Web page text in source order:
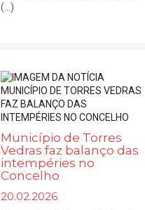
(...)
Município de Torres
Vedras faz balanço das
intempéries no
Concelho
20.02.2026